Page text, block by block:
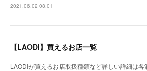
2021.06.02 08:01
【LAODI】買えるお店一覧
LAODIが買えるお店取扱種類など詳しい詳細は